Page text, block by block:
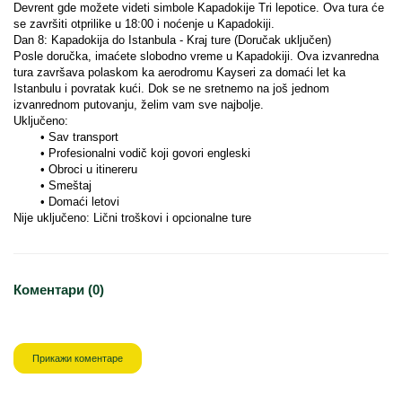
Devrent gde možete videti simbole Kapadokije Tri lepotice. Ova tura će
se završiti otprilike u 18:00 i noćenje u Kapadokiji.
Dan 8: Kapadokija do Istanbula - Kraj ture (Doručak uključen)
Posle doručka, imaćete slobodno vreme u Kapadokiji. Ova izvanredna
tura završava polaskom ka aerodromu Kayseri za domaći let ka
Istanbulu i povratak kući. Dok se ne sretnemo na još jednom
izvanrednom putovanju, želim vam sve najbolje.
Uključeno:
Sav transport
Profesionalni vodič koji govori engleski
Obroci u itinereru
Smeštaj
Domaći letovi
Nije uključeno: Lični troškovi i opcionalne ture
Коментари (0)
Прикажи коментаре